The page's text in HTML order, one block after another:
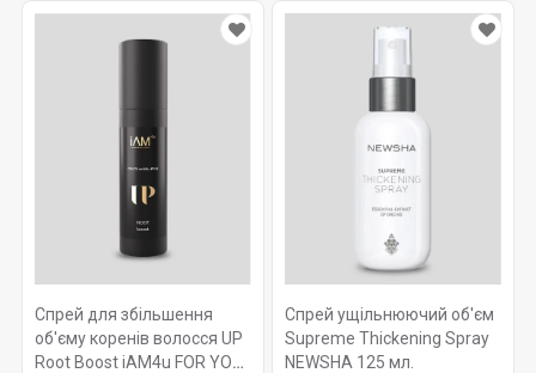
Спрей для збільшення
об'єму коренів волосся UP
Root Boost iAM4u FOR YOU
Спрей ущільнюючий об'єм
Supreme Thickening Spray
NEWSHA 125 мл.